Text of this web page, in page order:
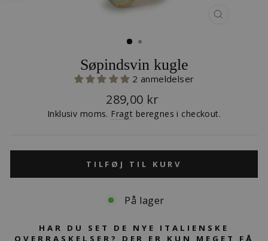
Søpindsvin kugle
2 anmeldelser
Normalpris
289,00 kr
Inklusiv moms. Fragt beregnes i checkout.
TILFØJ TIL KURV
På lager
HAR DU SET DE NYE ITALIENSKE
OVERRASKELSER? DER ER KUN MEGET FÅ